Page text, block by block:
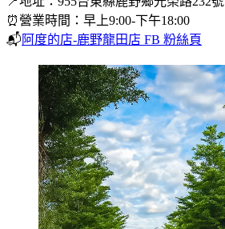
⏰營業時間：早上9:00-下午18:00
📬 阿度的店-鹿野龍田店 FB 粉絲頁